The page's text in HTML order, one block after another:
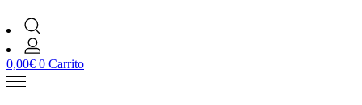
0,00€ 0 Carrito